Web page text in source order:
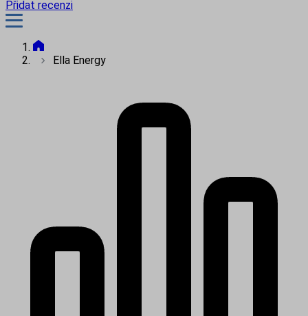
Přidat recenzi
Ella Energy